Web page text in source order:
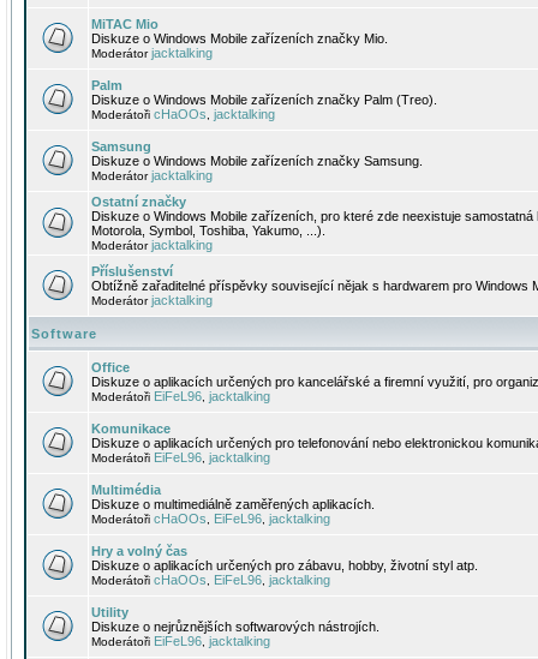
MiTAC Mio
Diskuze o Windows Mobile zařízeních značky Mio.
Moderátorjacktalking
Palm
Diskuze o Windows Mobile zařízeních značky Palm (Treo).
Moderátoři cHaOOs jacktalking
Samsung
Diskuze o Windows Mobile zařízeních značky Samsung.
Moderátorjacktalking
Ostatní značky
Diskuze o Windows Mobile zařízeních, pro které zde neexistuje
Motorola, Symbol, Toshiba, Yakumo, ...).
Moderátorjacktalking
Příslušenství
Obtížně zařaditelné příspěvky související nějak s hardwarem pro Windows
Moderátorjacktalking
Software
Office
Diskuze o aplikacích určených pro kancelářské a firemní využití, pro
Moderátoři EiFeL96 jacktalking
Komunikace
Diskuze o aplikacích určených pro telefonování nebo elektronickou
Moderátoři EiFeL96 jacktalking
Multimédia
Diskuze o multimediálně zaměřených aplikacích.
Moderátoři cHaOOs EiFeL96 jacktalking
Hry a volný čas
Diskuze o aplikacích určených pro zábavu, hobby, životní styl atp.
Moderátoři cHaOOs EiFeL96 jacktalking
Utility
Diskuze o nejrůznějších softwarových nástrojích.
Moderátoři EiFeL96 jacktalking